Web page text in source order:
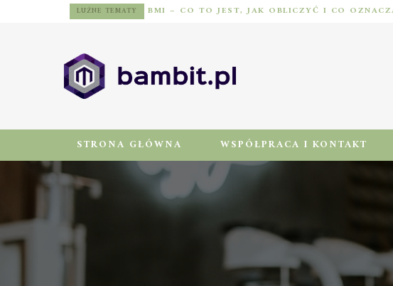
LUŹNE TEMATY BMI – CO TO JEST, JAK OBLICZYĆ I CO
STRONA GŁÓWNA WSPÓŁPRACA I KONTAKT